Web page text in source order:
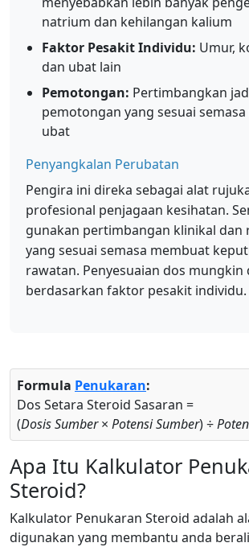
natrium dan kehilangan kalium
Faktor Pesakit Individu: Umur,
dan ubat lain
Pemotongan: Pertimbangkan
pemotongan yang sesuai
ubat
Penyangkalan Perubatan
Pengira ini direka sebagai alat
profesional penjagaan kesihatan.
gunakan pertimbangan klinikal dan
yang sesuai semasa membuat
rawatan. Penyesuaian dos mungkin
berdasarkan faktor pesakit individu.
Formula Penukaran:
Dos Setara Steroid Sasaran =
(Dosis Sumber× Potensi Sumber) ÷
Apa Itu Kalkulator
Steroid?
Kalkulator Penukaran Steroid adalah
digunakan yang membantu anda